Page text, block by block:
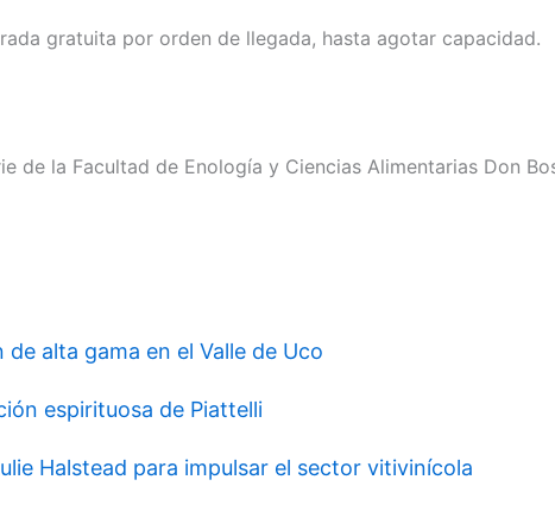
gratuita por orden de llegada, hasta agotar capacidad.
de la Facultad de Enología y Ciencias Alimentarias Don
alta gama en el Valle de Uco
espirituosa de Piattelli
Halstead para impulsar el sector vitivinícola